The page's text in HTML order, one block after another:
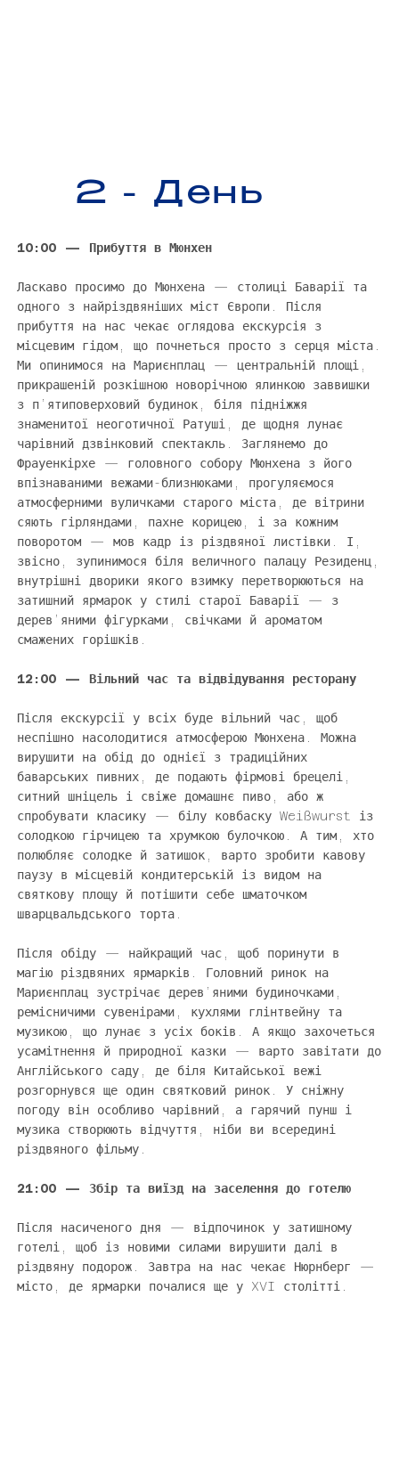
2 - День
10:00 — Прибуття в Мюнхен
Ласкаво просимо до Мюнхена — столиці Баварії та
одного з найріздвяніших міст Європи. Після
прибуття на нас чекає оглядова екскурсія з
місцевим гідом, що почнеться просто з серця міста.
Ми опинимося на Мариєнплац — центральній площі,
прикрашеній розкішною новорічною ялинкою заввишки
з п’ятиповерховий будинок, біля підніжжя
знаменитої неоготичної Ратуші, де щодня лунає
чарівний дзвінковий спектакль. Заглянемо до
Фрауенкірхе — головного собору Мюнхена з його
впізнаваними вежами-близнюками, прогуляємося
атмосферними вуличками старого міста, де вітрини
сяють гірляндами, пахне корицею, і за кожним
поворотом — мов кадр із різдвяної листівки. І,
звісно, зупинимося біля величного палацу Резиденц,
внутрішні дворики якого взимку перетворюються на
затишний ярмарок у стилі старої Баварії — з
дерев’яними фігурками, свічками й ароматом
смажених горішків.
12:00 — Вільний час та відвідування ресторану
Після екскурсії у всіх буде вільний час, щоб
неспішно насолодитися атмосферою Мюнхена. Можна
вирушити на обід до однієї з традиційних
баварських пивних, де подають фірмові брецелі,
ситний шніцель і свіже домашнє пиво, або ж
спробувати класику — білу ковбаску Weißwurst із
солодкою гірчицею та хрумкою булочкою. А тим, хто
полюбляє солодке й затишок, варто зробити кавову
паузу в місцевій кондитерській із видом на
святкову площу й потішити себе шматочком
шварцвальдського торта.
Після обіду — найкращий час, щоб поринути в
магію різдвяних ярмарків. Головний ринок на
Мариєнплац зустрічає дерев’яними будиночками,
ремісничими сувенірами, кухлями глінтвейну та
музикою, що лунає з усіх боків. А якщо захочеться
усамітнення й природної казки — варто завітати до
Англійського саду, де біля Китайської вежі
розгорнувся ще один святковий ринок. У сніжну
погоду він особливо чарівний, а гарячий пунш і
музика створюють відчуття, ніби ви всередині
різдвяного фільму.
21:00 — Збір та виїзд на заселення до готелю
Після насиченого дня — відпочинок у затишному
готелі, щоб із новими силами вирушити далі в
різдвяну подорож. Завтра на нас чекає Нюрнберг —
місто, де ярмарки почалися ще у XVI столітті.